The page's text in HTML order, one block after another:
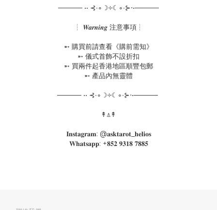
───── •• ⊰∙∘☽༓☾∘∙⊱⋅•─────
┆ 𝑾𝒂𝒓𝒏𝒊𝒏𝒈 注意事項┆
➵ 購買前請查看《購前需知》
➵ 儀式首飾不設折扣
➵ 買兩件起香港地區順豐包郵
➵ 產品內無靈體
───── •• ⊰∙∘☽༓☾∘∙⊱⋅•─────
↟⍋↟
𝐈𝐧𝐬𝐭𝐚𝐠𝐫𝐚𝐦: @𝐚𝐬𝐤𝐭𝐚𝐫𝐨𝐭_𝐡𝐞𝐥𝐢𝐨𝐬
𝐖𝐡𝐚𝐭𝐬𝐚𝐩𝐩: +𝟖𝟓𝟐 𝟗𝟑𝟏𝟖 𝟕𝟖𝟖𝟓